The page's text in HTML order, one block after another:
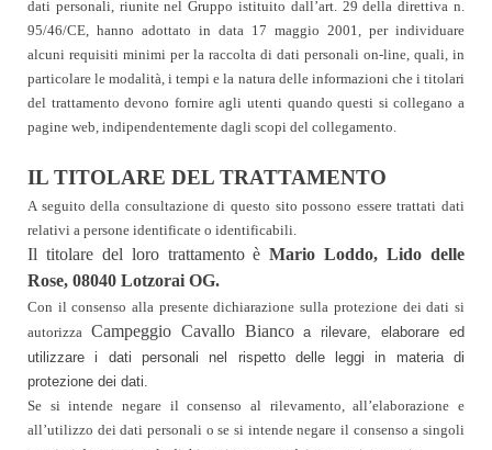
dati personali, riunite nel Gruppo istituito dall’art. 29 della direttiva n.
95/46/CE, hanno adottato in data 17 maggio 2001, per individuare
alcuni requisiti minimi per la raccolta di dati personali on-line, quali, in
particolare le modalità, i tempi e la natura delle informazioni che i titolari
del trattamento devono fornire agli utenti quando questi si collegano a
pagine web, indipendentemente dagli scopi del collegamento.
IL TITOLARE DEL TRATTAMENTO
A seguito della consultazione di questo sito possono essere trattati dati
relativi a persone identificate o identificabili.
Il titolare del loro trattamento è Mario Loddo, Lido delle
Rose, 08040 Lotzorai OG.
Con il consenso alla presente dichiarazione sulla protezione dei dati si
autorizza Campeggio Cavallo Bianco a rilevare, elaborare ed
utilizzare i dati personali nel rispetto delle leggi in materia di
protezione dei dati.
Se si intende negare il consenso al rilevamento, all’elaborazione e
all’utilizzo dei dati personali o se si intende negare il consenso a singoli